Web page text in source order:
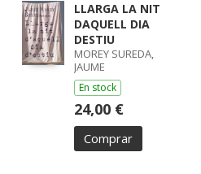
LLARGA LA NIT
DAQUELL DIA
DESTIU
MOREY SUREDA,
JAUME
En stock
24,00 €
Comprar